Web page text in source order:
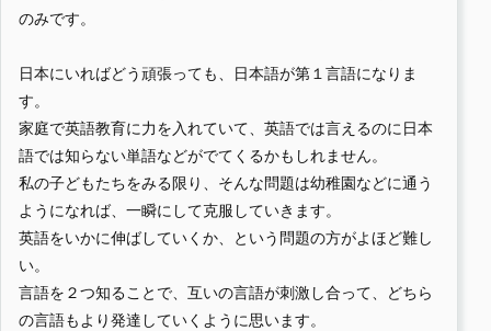
のみです。
日本にいればどう頑張っても、日本語が第１言語になりま
す。
家庭で英語教育に力を入れていて、英語では言えるのに日本
語では知らない単語などがでてくるかもしれません。
私の子どもたちをみる限り、そんな問題は幼稚園などに通う
ようになれば、一瞬にして克服していきます。
英語をいかに伸ばしていくか、という問題の方がよほど難し
い。
言語を２つ知ることで、互いの言語が刺激し合って、どちら
の言語もより発達していくように思います。